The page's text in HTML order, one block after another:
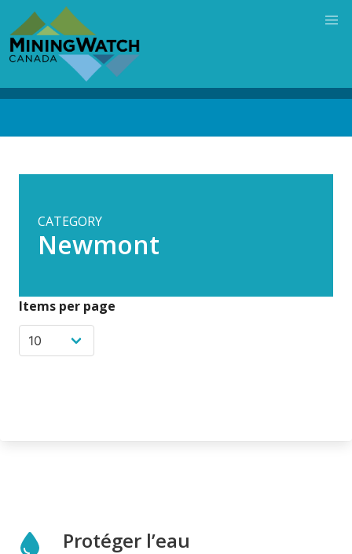
main
content
CATEGORY
Newmont
Items per page
Protéger l’eau